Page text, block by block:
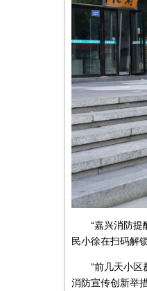
“嘉兴消防提
民小徐在扫码解
“前几天小
消防宣传创新举